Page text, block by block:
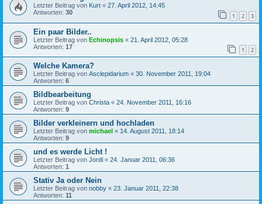
Letzter Beitrag von Kurt « 27. April 2012, 14:45
Antworten: 30 1 2 3
Ein paar Bilder..
Letzter Beitrag von Echinopsis « 21. April 2012, 05:28
Antworten: 17 1 2
Welche Kamera?
Letzter Beitrag von Asclepidarium « 30. November 2011, 19:04
Antworten: 6
Bildbearbeitung
Letzter Beitrag von Christa « 24. November 2011, 16:16
Antworten: 9
Bilder verkleinern und hochladen
Letzter Beitrag von michael « 14. August 2011, 18:14
Antworten: 9
und es werde Licht !
Letzter Beitrag von Jordi « 24. Januar 2011, 06:36
Antworten: 1
Stativ Ja oder Nein
Letzter Beitrag von nobby « 23. Januar 2011, 22:38
Antworten: 11